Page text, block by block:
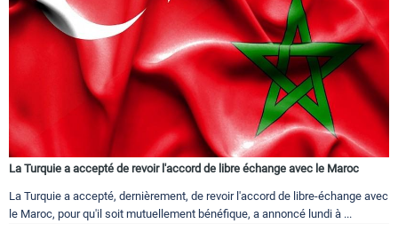
La Turquie a accepté de revoir l'accord de libre échange avec le Maroc
La Turquie a accepté, dernièrement, de revoir l'accord de libre-échange avec
le Maroc, pour qu'il soit mutuellement bénéfique, a annoncé lundi à ...